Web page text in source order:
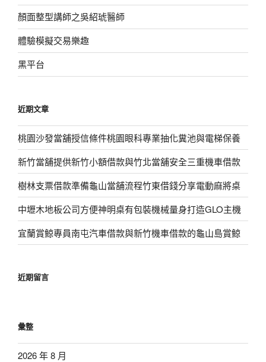
顏面整型講師之吳紹琥醫師
體驗模擬交易樂趣
黑平台
近期文章
桃園沙發當舖授信條件桃園眼科專業抽化糞池與電梯保養
新竹當舖提供新竹小額借款與竹北當舖安全三重機車借款
樹林支票借款準備龜山當舖流程竹東借錢分享電動麻將桌
中壢木地板公司方便神明桌有包裝機械量身打造GLO主機
宜蘭賞鯨專員南屯汽車借款與新竹機車借款的龜山島賞鯨
近期留言
彙整
2026 年 8 月